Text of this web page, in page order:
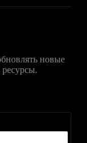
новые